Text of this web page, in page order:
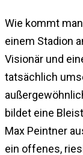
Wie kommt
einem Stadion
Visionär und
tatsächlich
bildet eine
Max Peintner
ein offenes,